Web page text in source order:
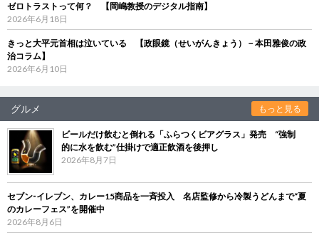
ゼロトラストって何？ 【岡嶋教授のデジタル指南】
2026年6月18日
きっと大平元首相は泣いている 【政眼鏡（せいがんきょう）－本田雅俊の政
治コラム】
2026年6月10日
グルメ もっと見る
ビールだけ飲むと倒れる「ふらつくビアグラス」発売 “強制
的に水を飲む”仕掛けで適正飲酒を後押し
2026年8月7日
セブン‐イレブン、カレー15商品を一斉投入 名店監修から冷製うどんまで“夏
のカレーフェス”を開催中
2026年8月6日